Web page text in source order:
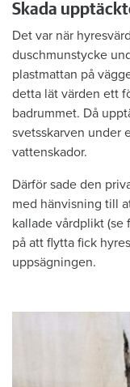
Skada
Det var när
duschmunstycke
plastmattan på
detta lät värden ett
badrummet. Då
svetsskarven under
vattenskador.
Därför sade den
med hänvisning till
kallade vårdplikt (se
på att flytta fick
uppsägningen.